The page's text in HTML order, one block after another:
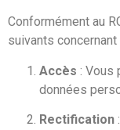
Conformément au
suivants
Accès : Vous
données
Rectification